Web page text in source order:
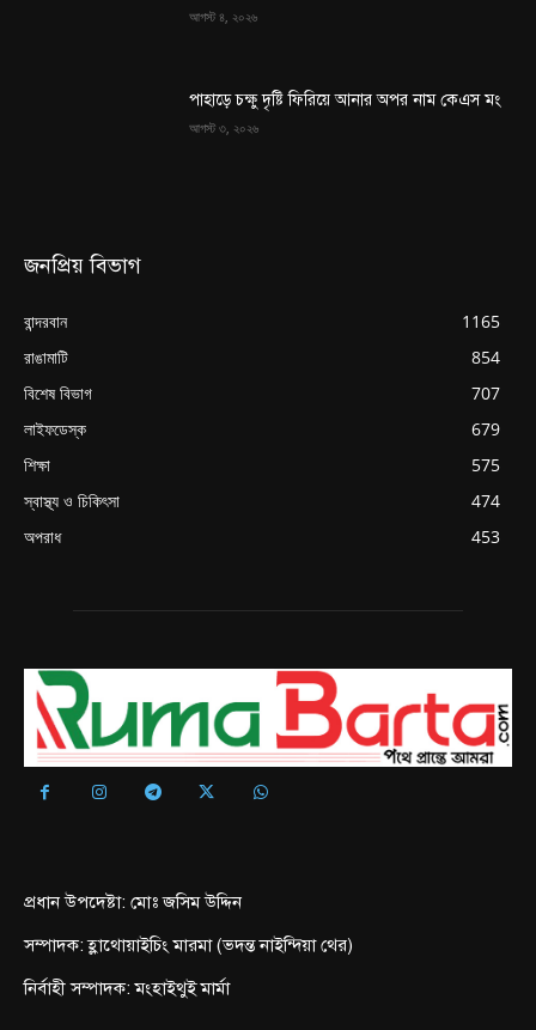
আগস্ট ৪, ২০২৬
পাহাড়ে চক্ষু দৃষ্টি ফিরিয়ে আনার অপর নাম কেএস মং
আগস্ট ৩, ২০২৬
জনপ্রিয় বিভাগ
বান্দরবান
1165
রাঙামাটি
854
বিশেষ বিভাগ
707
লাইফডেস্ক
679
শিক্ষা
575
স্বাস্থ্য ও চিকিৎসা
474
অপরাধ
453
প্রধান উপদেষ্টা: মোঃ জসিম উদ্দিন
সম্পাদক: হ্লাথোয়াইচিং মারমা (ভদন্ত নাইন্দিয়া থের)
নির্বাহী সম্পাদক: মংহাইথুই মার্মা